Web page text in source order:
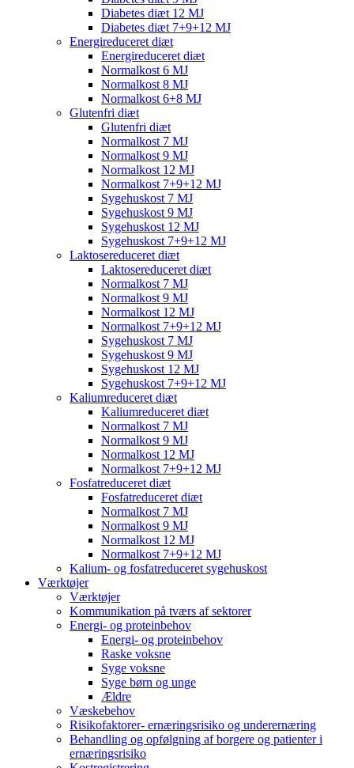
Diabetes diæt 12 MJ
Diabetes diæt 7+9+12 MJ
Energireduceret diæt
Energireduceret diæt
Normalkost 6 MJ
Normalkost 8 MJ
Normalkost 6+8 MJ
Glutenfri diæt
Glutenfri diæt
Normalkost 7 MJ
Normalkost 9 MJ
Normalkost 12 MJ
Normalkost 7+9+12 MJ
Sygehuskost 7 MJ
Sygehuskost 9 MJ
Sygehuskost 12 MJ
Sygehuskost 7+9+12 MJ
Laktosereduceret diæt
Laktosereduceret diæt
Normalkost 7 MJ
Normalkost 9 MJ
Normalkost 12 MJ
Normalkost 7+9+12 MJ
Sygehuskost 7 MJ
Sygehuskost 9 MJ
Sygehuskost 12 MJ
Sygehuskost 7+9+12 MJ
Kaliumreduceret diæt
Kaliumreduceret diæt
Normalkost 7 MJ
Normalkost 9 MJ
Normalkost 12 MJ
Normalkost 7+9+12 MJ
Fosfatreduceret diæt
Fosfatreduceret diæt
Normalkost 7 MJ
Normalkost 9 MJ
Normalkost 12 MJ
Normalkost 7+9+12 MJ
Kalium- og fosfatreduceret sygehuskost
Værktøjer
Værktøjer
Kommunikation på tværs af sektorer
Energi- og proteinbehov
Energi- og proteinbehov
Raske voksne
Syge voksne
Syge børn og unge
Ældre
Væskebehov
Risikofaktorer- ernæringsrisiko og underernæring
Behandling og opfølgning af borgere og patienter i
ernæringsrisiko